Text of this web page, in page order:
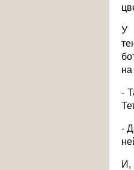
У
на
-
-
И,